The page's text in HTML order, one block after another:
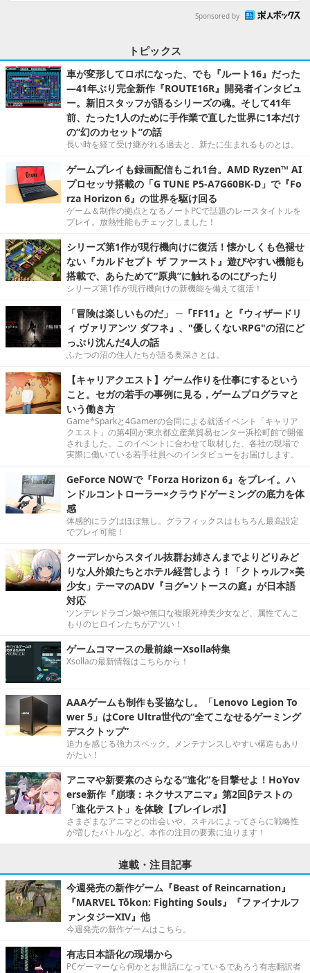
Sponsored by
トピックス
車が変形してロボになった、でも『ルート16』だった
―41年ぶり完全新作『ROUTE16R』開発者インタビュ
ー。新旧スタッフが語るシリーズの魂。そして41年
前、たった1人のために手作業で直した世界に1本だけ
の“幻のカセット”の話
長い時を経て受け継がれる過去と、新たに生まれるものとは。
ゲームプレイも録画配信もこれ1台。AMD Ryzen™ AI
プロセッサ搭載の「G TUNE P5-A7G60BK-D」で『Fo
rza Horizon 6』の世界を駆け回る
ゲーム＆制作の拠点となるノートPCで話題のレースタイトルを
プレイ。放熱性能もチェックしました！
シリーズ第1作が現行機向けに復活！懐かしくも色褪せ
ない『カルドセプト ザ ファースト』遊びやすい機能も
搭載で、あらためて“原典”に触れるのにぴったり
シリーズ第1作が現行機向けの新機能を備えて復活！
「冒険は楽しいものだ」 ─『FF11』と『ウィザードリ
ィ ヴァリアンツ ダフネ』、"優しくないRPG"の沼にど
っぷり沈んだ4人の話
ふたつの沼の住人たちが語る奥深さとは。
【キャリアクエスト】ゲーム作りを仕事にするという
こと。セガの若手の事例に見る，ゲームプログラマと
いう働き方
Game*Sparkと4Gamerの合同による就活イベント「キャリア
クエスト」の第4回が東京都立産業貿易センター浜松町館で開催
されました。このイベントに合わせて取材した、各社の現場で
実際に働いている若手社員へのインタビューをお届けします。
GeForce NOWで『Forza Horizon 6』をプレイ。ハ
ンドルコントローラー×クラウドゲーミングの底力を体
感
体感的にラグはほぼ無し。グラフィックスはもちろん最高設定
でプレイ可能！
クーデレからスタイル抜群お姉さんまでよりどりみど
りな人外娘たちとホテル経営しよう！「クトゥルフ×美
少女」テーマのADV『ヨグ=ソトースの庭』が日本語
対応
ツンデレドラゴン娘や無口な複眼死神美少女など、属性てんこ
もりのヒロインたちがアツい！
ゲームコマースの最前線ーXsolla特集
Xsollaの最新情報はこちらから！
AAAゲームも制作も妥協なし。「Lenovo Legion To
wer 5」はCore Ultra世代の“全てこなせるゲーミング
デスクトップ”
迫力を感じる強力スペック。メンテナンスしやすい構造もあり
がたい！
アニマや新要素のさらなる“進化”を目撃せよ！HoYov
erse新作『崩壊：ネクサスアニマ』第2回βテストの
「進化テスト」を体験【プレイレポ】
さまざまなアニマとの出会いや、スキルによってさらに戦略性
が増したバトルなど、本作の注目の要素に迫ります！
連載・注目記事
今週発売の新作ゲーム『Beast of Reincarnation』
『MARVEL Tōkon: Fighting Souls』『ファイナルフ
ァンタジーXIV』他
今週発売の新作ゲームはこちら。
有志日本語化の現場から
PCゲーマーなら何かとお世話になっているであろう有志翻訳者